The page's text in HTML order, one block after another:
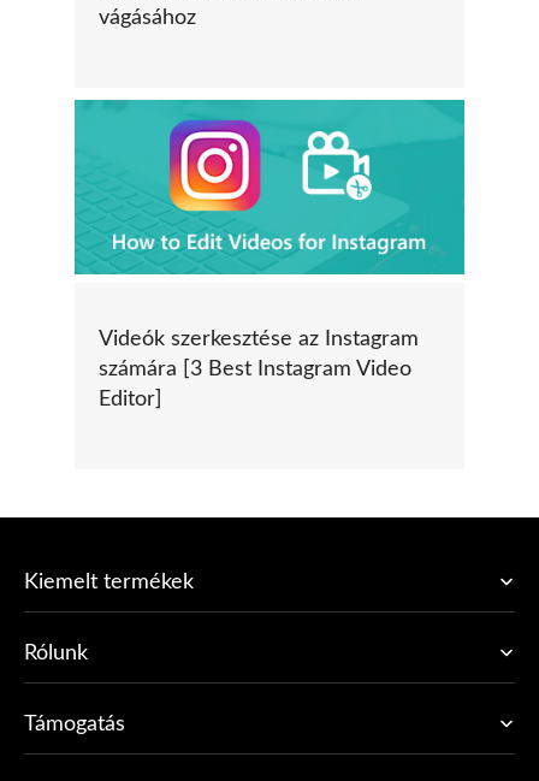
vágásához
Videók szerkesztése az Instagram
számára [3 Best Instagram Video
Editor]
Kiemelt termékek
Rólunk
Támogatás